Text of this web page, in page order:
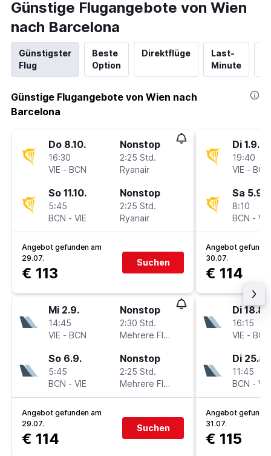
Günstige Flugangebote von Wien
nach Barcelona
Günstigster
Flug
Beste
Option
Direktflüge
Last-
Minute
Günstige Flugangebote von Wien nach
Barcelona
Do 8.10.
16:30
VIE - BCN
Nonstop
2:25 Std.
Ryanair
So 11.10.
5:45
BCN - VIE
Nonstop
2:25 Std.
Ryanair
Angebot gefunden am
29.07.
€ 113
Suchen
Mi 2.9.
14:45
VIE - BCN
Nonstop
2:30 Std.
Mehrere Fluglinien
So 6.9.
5:45
BCN - VIE
Nonstop
2:25 Std.
Mehrere Fluglinien
Angebot gefunden am
29.07.
€ 114
Suchen
Di 1.9.
19:40
VIE - BCN
Sa 5.9.
8:10
BCN - VIE
Angebot
30.07.
€ 114
Di 18.8.
16:15
VIE - BCN
Di 25.8.
11:45
BCN - VIE
Angebot
31.07.
€ 115